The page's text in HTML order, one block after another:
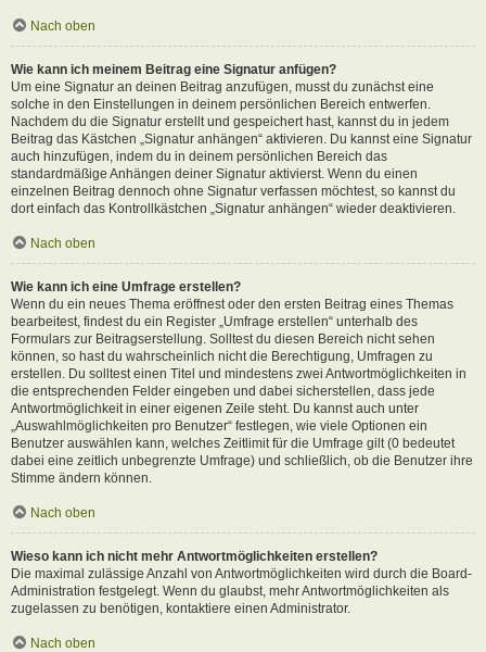
Nach oben
Wie kann ich meinem Beitrag eine Signatur anfügen?
Um eine Signatur an deinen Beitrag anzufügen, musst du zunächst eine
solche in den Einstellungen in deinem persönlichen Bereich entwerfen.
Nachdem du die Signatur erstellt und gespeichert hast, kannst du in jedem
Beitrag das Kästchen „Signatur anhängen“ aktivieren. Du kannst eine Signatur
auch hinzufügen, indem du in deinem persönlichen Bereich das
standardmäßige Anhängen deiner Signatur aktivierst. Wenn du einen
einzelnen Beitrag dennoch ohne Signatur verfassen möchtest, so kannst du
dort einfach das Kontrollkästchen „Signatur anhängen“ wieder deaktivieren.
Nach oben
Wie kann ich eine Umfrage erstellen?
Wenn du ein neues Thema eröffnest oder den ersten Beitrag eines Themas
bearbeitest, findest du ein Register „Umfrage erstellen“ unterhalb des
Formulars zur Beitragserstellung. Solltest du diesen Bereich nicht sehen
können, so hast du wahrscheinlich nicht die Berechtigung, Umfragen zu
erstellen. Du solltest einen Titel und mindestens zwei Antwortmöglichkeiten in
die entsprechenden Felder eingeben und dabei sicherstellen, dass jede
Antwortmöglichkeit in einer eigenen Zeile steht. Du kannst auch unter
„Auswahlmöglichkeiten pro Benutzer“ festlegen, wie viele Optionen ein
Benutzer auswählen kann, welches Zeitlimit für die Umfrage gilt (0 bedeutet
dabei eine zeitlich unbegrenzte Umfrage) und schließlich, ob die Benutzer ihre
Stimme ändern können.
Nach oben
Wieso kann ich nicht mehr Antwortmöglichkeiten erstellen?
Die maximal zulässige Anzahl von Antwortmöglichkeiten wird durch die Board-
Administration festgelegt. Wenn du glaubst, mehr Antwortmöglichkeiten als
zugelassen zu benötigen, kontaktiere einen Administrator.
Nach oben